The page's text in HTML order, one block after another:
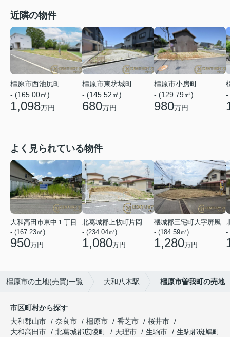
近隣の物件
橿原市西池尻町
- (165.00㎡)
1,098万円
橿原市東坊城町
- (145.52㎡)
680万円
橿原市小房町
- (129.79㎡)
980万円
-
よく見られている物件
大和高田市東中１丁目
- (167.23㎡)
950万円
北葛城郡上牧町片岡台１丁目
- (234.04㎡)
1,080万円
磯城郡三宅町大字屏風
- (184.59㎡)
1,280万円
-
橿原市の土地(売買)一覧 大和八木駅 橿原市曽我町の売地
市区町村から探す
大和郡山市
奈良市 橿原市 香芝市
桜井市
大和高田市
北葛城郡広陵町 天理市 生駒市
生駒郡斑鳩町